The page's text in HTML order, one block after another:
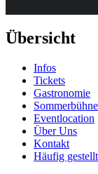
Übersicht
Infos
Tickets
Gastronomie
Sommerbühne
Eventlocation
Über Uns
Kontakt
Häufig